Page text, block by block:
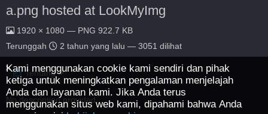
a.png hosted at LookMyImg
1920 × 1080 — PNG 922.7 KB
Terunggah
2 tahun yang lalu — 3051 dilihat
Tentang
No description provided.
Kami menggunakan cookie kami sendiri dan pihak
ketiga untuk meningkatkan pengalaman menjelajah
Anda dan layanan kami. Jika Anda terus
menggunakan situs web kami, dipahami bahwa Anda